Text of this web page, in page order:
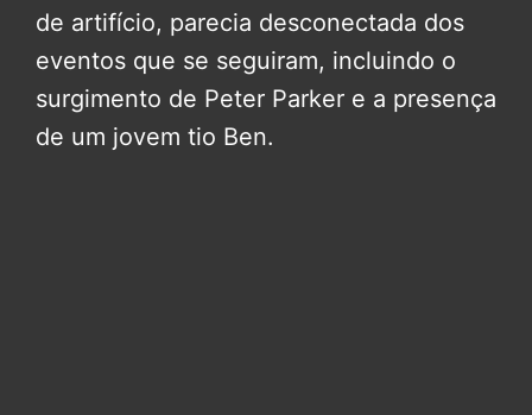
de artifício, parecia desconectada dos
eventos que se seguiram, incluindo o
surgimento de Peter Parker e a presença
de um jovem tio Ben.